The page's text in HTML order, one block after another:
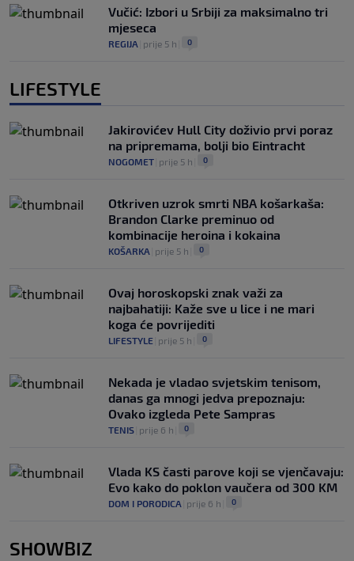
Vučić: Izbori u Srbiji za maksimalno tri
mjeseca
REGIJA prije 5 h 0
LIFESTYLE
Jakirovićev Hull City doživio prvi poraz
na pripremama, bolji bio Eintracht
NOGOMET prije 5 h 0
Otkriven uzrok smrti NBA košarkaša:
Brandon Clarke preminuo od
kombinacije heroina i kokaina
KOŠARKA prije 5 h 0
Ovaj horoskopski znak važi za
najbahatiji: Kaže sve u lice i ne mari
koga će povrijediti
LIFESTYLE prije 5 h 0
Nekada je vladao svjetskim tenisom,
danas ga mnogi jedva prepoznaju:
Ovako izgleda Pete Sampras
TENIS prije 6 h 0
Vlada KS časti parove koji se vjenčavaju:
Evo kako do poklon vaučera od 300 KM
DOM I PORODICA prije 6 h 0
SHOWBIZ